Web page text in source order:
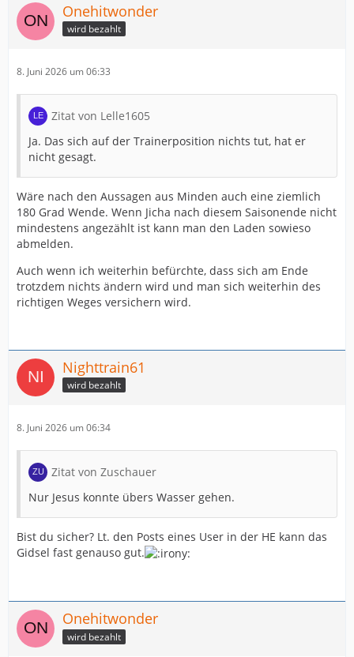
Onehitwonder
wird bezahlt
8. Juni 2026 um 06:33
Zitat von Lelle1605
Ja. Das sich auf der Trainerposition nichts tut, hat er
nicht gesagt.
Wäre nach den Aussagen aus Minden auch eine ziemlich
180 Grad Wende. Wenn Jicha nach diesem Saisonende nicht
mindestens angezählt ist kann man den Laden sowieso
abmelden.
Auch wenn ich weiterhin befürchte, dass sich am Ende
trotzdem nichts ändern wird und man sich weiterhin des
richtigen Weges versichern wird.
Nighttrain61
wird bezahlt
8. Juni 2026 um 06:34
Zitat von Zuschauer
Nur Jesus konnte übers Wasser gehen.
Bist du sicher? Lt. den Posts eines User in der HE kann das
Gidsel fast genauso gut.
Onehitwonder
wird bezahlt